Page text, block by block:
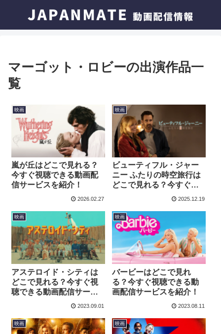
マーゴット・ロビーの出演作品一
覧
映画
嵐が丘はどこで見れる？
今すぐ視聴できる動画配
信サービスを紹介！
2026.02.27
映画
ビューティフル・ジャー
ニー ふたりの時空旅⾏は
どこで見れる？今すぐ視
聴できる動画配信サービ
2025.12.19
映画
アステロイド・シティは
どこで見れる？今すぐ視
聴できる動画配信サービ
2023.09.01
映画
バービーはどこで見れ
る？今すぐ視聴できる動
画配信サービスを紹介！
2023.08.11
映画 映画